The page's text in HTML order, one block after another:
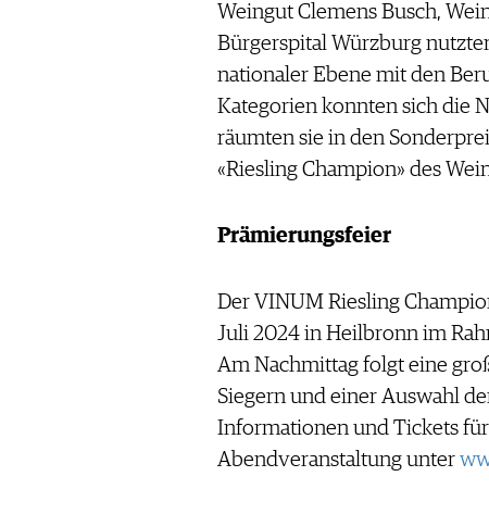
Weingut Clemens Busch,
Bürgerspital Würzburg
nationaler Ebene mit den
Kategorien konnten sich die
räumten sie in den
«Riesling Champion» des
Prämierungsfeier
Der VINUM Riesling
Juli 2024 in Heilbronn im
Am Nachmittag folgt eine
Siegern und einer Auswahl
Informationen und Tickets
Abendveranstaltung unter